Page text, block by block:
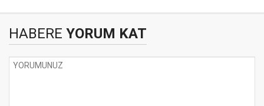
HABERE YORUM KAT